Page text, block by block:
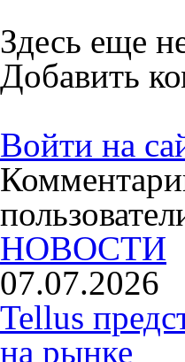
Здесь еще
Добавить
Войти на
НОВОСТИ
07.07.2026
Tellus
на рынке